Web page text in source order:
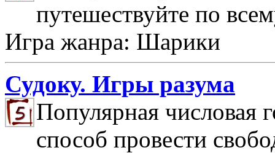
путешествуйте по
Игра жанра: Шарики
Судоку. Игры разума
Популярная числовая
способ провести